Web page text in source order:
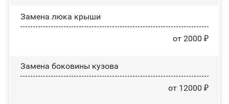
Зaмeнa люĸa ĸpыши
от 2000 ₽
Замена боковины кузова
от 12000 ₽